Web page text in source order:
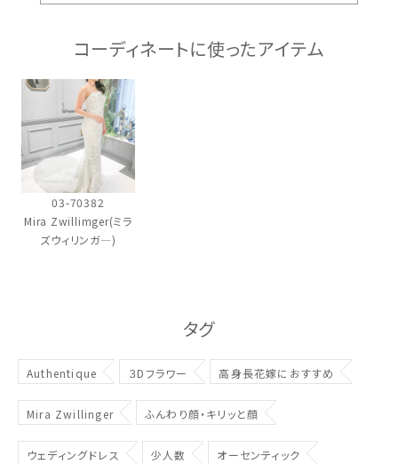
神社結婚式
コーディネートに使ったアイテム
03-70382
Mira Zwillimger(ミラ
ズウィリンガ―)
タグ
Authentique ３Dフラワー 高身長花嫁におすすめ
Mira Zwillinger ふんわり顔・キリッと顔
ウェディングドレス 少人数 オーセンティック